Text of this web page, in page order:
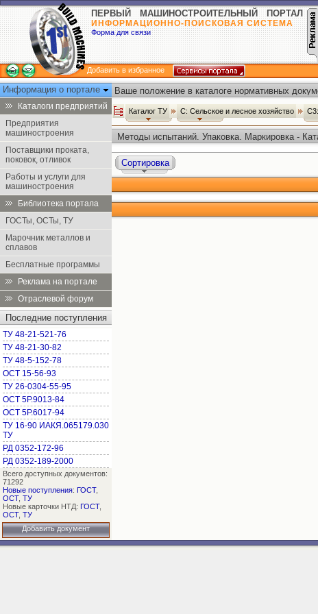
ПЕРВЫЙ МАШИНОСТРОИТЕЛЬНЫЙ ПОРТАЛ
ИНФОРМАЦИОННО-ПОИСКОВАЯ СИСТЕМА
Форма для связи
Добавить в избранное
Информация о портале
Каталоги предприятий
Предприятия
машиностроения
Поставщики проката,
поковок, отливок
Работы и услуги для
машиностроения
Библиотека портала
ГОСТы, ОСТы, ТУ
Марочник металлов и
сплавов
Бесплатные программы
Реклама на портале
Отраслевой форум
Последние поступления
ТУ 48-21-521-76
ТУ 48-21-30-82
ТУ 48-5-152-78
ОСТ 15-56-93
ТУ 26-0304-55-95
ОСТ 5Р.9013-84
ОСТ 5Р.6017-94
ТУ 16-90 ИАКЯ.065179.030
ТУ
РД 0352-172-96
РД 0352-189-2000
Всего доступных документов:
71292
Новые поступления: ГОСТ,
ОСТ, ТУ
Новые карточки НТД: ГОСТ,
ОСТ, ТУ
Добавить документ
Ваше положение в каталоге нормативных
Каталог ТУ С: Сельское и лесное хозяйство
Методы испытаний. Упаковка. Маркировка -
Сортировка